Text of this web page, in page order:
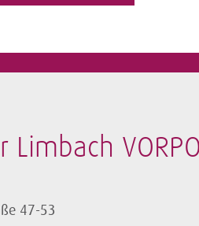
Limbach
47-53